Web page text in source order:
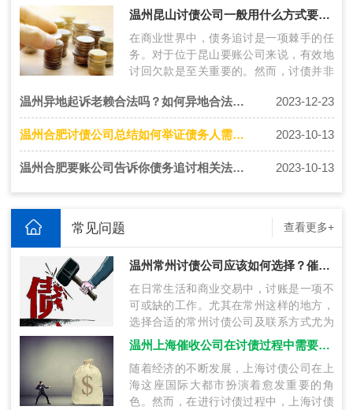
面将介绍上海收账公司如何操作，并提供
挑…
温州昆山讨债公司一般用什么方式要账比较有效？
在商业世界中，债务追讨是一项棘手的任
务。对于位于昆山要账公司来说，有效地
讨回欠款是至关重要的。然而，讨债并非
这…
温州异地起诉老赖合法吗？如何异地合法追债 2023-12-23
温州合肥讨债公司总结如何举证债务人需要通过哪些途径？ 2023-10-13
温州合肥要账公司告诉你债务追讨相关法律方式有哪些？ 2023-10-13
常见问题 查看更多+
温州常州讨债公司应该如何选择？催债公司联系方式获得技巧
在日常生活和商业交易中，讨账是一项不
可或缺的工作。尤其在常州这样的地方，
选择合适的常州讨债公司及联系方式尤为
关键。本文将探讨在常州讨账过程中如何
选…
温州上海催收公司在讨债过程中需要注意什么？
随着经济的不断发展，上海讨债公司在上
海这座国际大都市扮演着愈发重要的角
色。然而，在进行讨债过程中，上海讨债